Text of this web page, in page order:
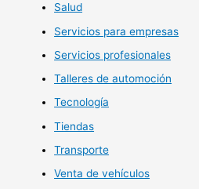
Salud
Servicios para empresas
Servicios profesionales
Talleres de automoción
Tecnología
Tiendas
Transporte
Venta de vehículos